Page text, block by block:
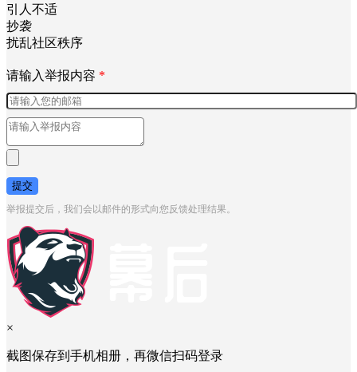
引人不适
抄袭
扰乱社区秩序
请输入举报内容 *
提交
举报提交后，我们会以邮件的形式向您反馈处理结果。
×
截图保存到手机相册，再微信扫码登录